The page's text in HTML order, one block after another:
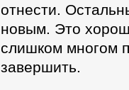
отнести.
новым. Это
слишком многом
завершить.